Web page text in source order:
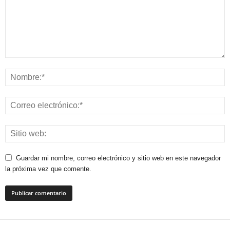
Guardar mi nombre, correo electrónico y sitio web en este navegador
la próxima vez que comente.